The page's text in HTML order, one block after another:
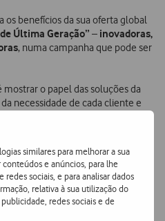
similares para melhorar a sua
e anúncios, para lhe
sociais, e para analisar dados
relativa à sua utilização do
redes sociais e de
os benefícios da sua oferta global
Última Geração” – inovadoras,
, numa campanha que pode ser
o papel das soluções da
necessidade de cada cliente e
voz móvel, no dia-a-dia dos
português.
Geração